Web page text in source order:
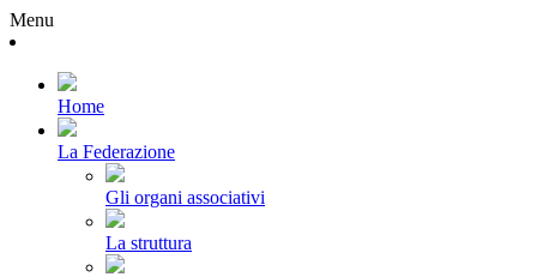
Menu
Home
La Federazione
Gli organi associativi
La struttura